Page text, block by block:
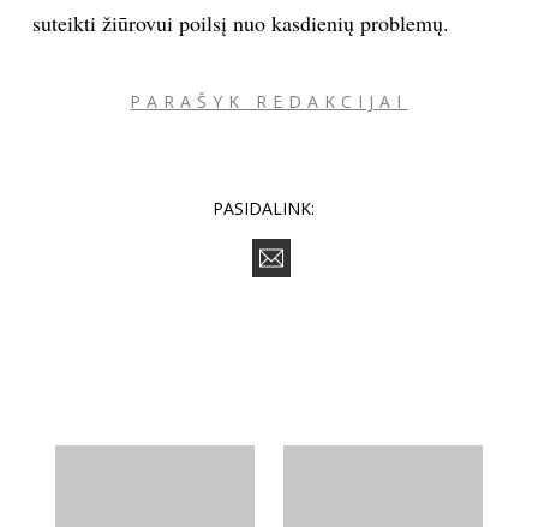
suteikti žiūrovui poilsį nuo kasdienių problemų.
PARAŠYK REDAKCIJAI
PASIDALINK: